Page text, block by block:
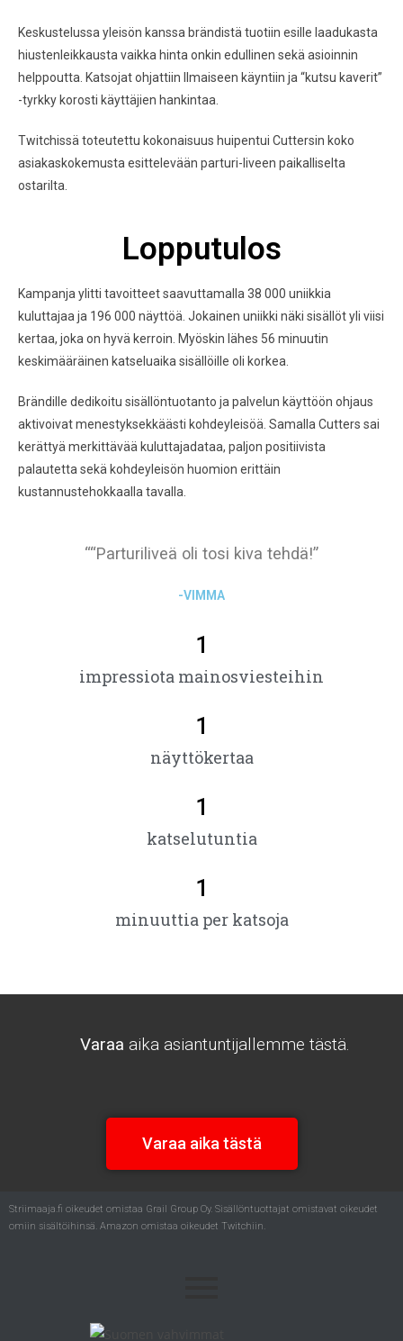
Keskustelussa yleisön kanssa brändistä tuotiin esille laadukasta
hiustenleikkausta vaikka hinta onkin edullinen sekä asioinnin
helppoutta. Katsojat ohjattiin Ilmaiseen käyntiin ja “kutsu kaverit”
-tyrkky korosti käyttäjien hankintaa.
Twitchissä toteutettu kokonaisuus huipentui Cuttersin koko
asiakaskokemusta esittelevään parturi-liveen paikalliselta
ostarilta.
Lopputulos
Kampanja ylitti tavoitteet saavuttamalla 38 000 uniikkia
kuluttajaa ja 196 000 näyttöä. Jokainen uniikki näki sisällöt yli viisi
kertaa, joka on hyvä kerroin. Myöskin lähes 56 minuutin
keskimääräinen katseluaika sisällöille oli korkea.
Brändille dedikoitu sisällöntuotanto ja palvelun käyttöön ohjaus
aktivoivat menestyksekkäästi kohdeyleisöä. Samalla Cutters sai
kerättyä merkittävää kuluttajadataa, paljon positiivista
palautetta sekä kohdeyleisön huomion erittäin
kustannustehokkaalla tavalla.
““Parturiliveä oli tosi kiva tehdä!”
-VIMMA
impressiota mainosviesteihin
1
näyttökertaa
1
katselutuntia
1
minuuttia per katsoja
1
Varaa aika asiantuntijallemme tästä.
Varaa aika tästä
Striimaaja.fi oikeudet omistaa Grail Group Oy. Sisällöntuottajat omistavat oikeudet
omiin sisältöihinsä. Amazon omistaa oikeudet Twitchiin.